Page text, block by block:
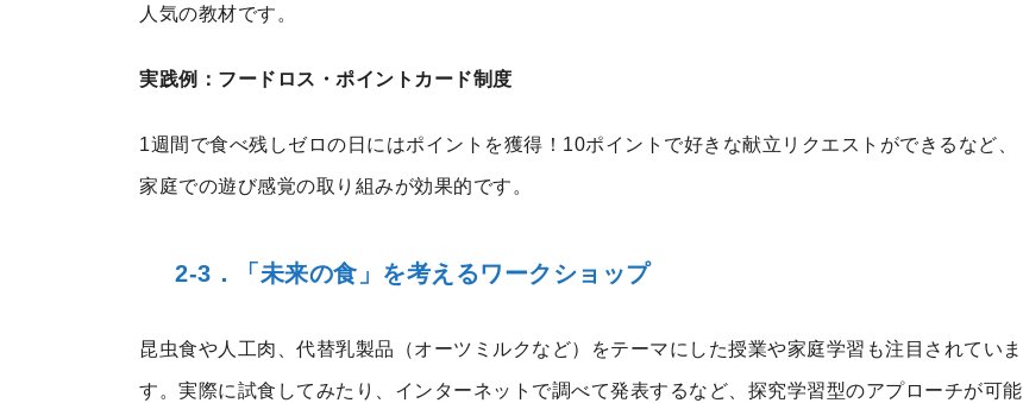
人気の教材です。
実践例：フードロス・ポイントカード制度
1週間で食べ残しゼロの日にはポイントを獲得！10ポイントで好きな献立リクエストができるなど、
家庭での遊び感覚の取り組みが効果的です。
2-3．「未来の食」を考えるワークショップ
昆虫食や人工肉、代替乳製品（オーツミルクなど）をテーマにした授業や家庭学習も注目されていま
す。実際に試食してみたり、インターネットで調べて発表するなど、探究学習型のアプローチが可能